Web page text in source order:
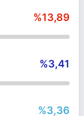
%13,89
%3,41
%3,36